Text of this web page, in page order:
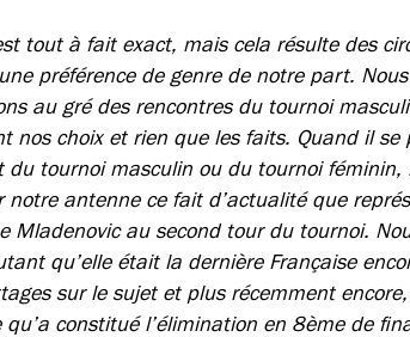
tout à fait exact, mais cela résulte des
préférence de genre de notre part.
au gré des rencontres du tournoi
nos choix et rien que les faits. Quand il se
tournoi masculin ou du tournoi féminin,
notre antenne ce fait d’actualité que
Mladenovic au second tour du tournoi.
qu’elle était la dernière Française
sur le sujet et plus récemment
constitué l’élimination en 8ème de